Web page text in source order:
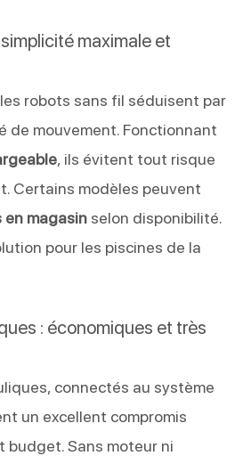
maximale et
robots sans fil séduisent par
de mouvement. Fonctionnant
, ils évitent tout risque
Certains modèles peuvent
magasinselon disponibilité.
pour les piscines de la
: économiques et très
connectés au système
un excellent compromis
Sans moteur ni